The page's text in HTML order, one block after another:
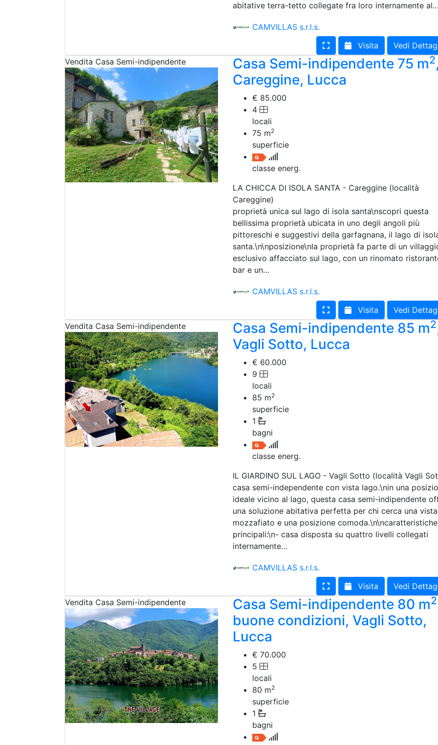
abitative terra-tetto collegate fra loro internamente al…
CAMVILLAS s.r.l.s.
Visita
Vedi
Vendita Casa Semi-indipendente Casa Semi-indipendente 75 m2,
Careggine, Lucca
€ 85.000
4
locali
75 m2
superficie
classe energ.
LA CHICCA DI ISOLA SANTA - Careggine (località
Careggine)
proprietà unica sul lago di isola santa\nscopri questa
bellissima proprietà ubicata in uno degli angoli più
pittoreschi e suggestivi della garfagnana, il lago di
santa.\n\nposizione\nla proprietà fa parte di un
esclusivo affacciato sul lago, con un rinomato
bar e un…
CAMVILLAS s.r.l.s.
Visita
Vedi
Vendita Casa Semi-indipendente Casa Semi-indipendente 85 m2
Vagli Sotto, Lucca
€ 60.000
9
locali
85 m2
superficie
1
bagni
classe energ.
IL GIARDINO SUL LAGO - Vagli Sotto (località Vagli
casa semi-independente con vista lago.\nin una
ideale vicino al lago, questa casa semi-indipendente
una soluzione abitativa perfetta per chi cerca una vista
mozzafiato e una posizione comoda.\n\ncaratteristiche
principali:\n- casa disposta su quattro livelli collegati
internamente…
CAMVILLAS s.r.l.s.
Visita
Vedi
Vendita Casa Semi-indipendente Casa Semi-indipendente 80 m2
buone condizioni, Vagli Sotto,
Lucca
€ 70.000
5
locali
80 m2
superficie
1
bagni